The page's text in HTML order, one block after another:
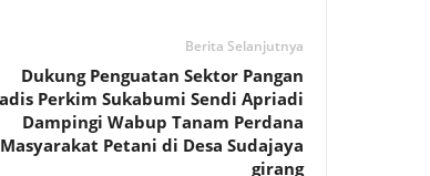
Berita Selanjutnya
Dukung Penguatan Sektor Pangan
Perkim Sukabumi Sendi Apriadi
Dampingi Wabup Tanam Perdana
Masyarakat Petani di Desa Sudajaya
girang